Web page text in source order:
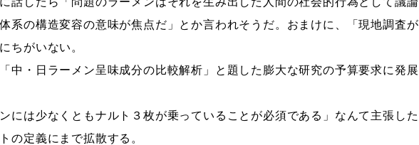
系の構造変容の意味が焦点だ」とか言われそうだ。おまけに、「現地調査が
ちがいない。
中・日ラーメン呈味成分の比較解析」と題した膨大な研究の予算要求に発展
には少なくともナルト３枚が乗っていることが必須である」なんて主張した
の定義にまで拡散する。